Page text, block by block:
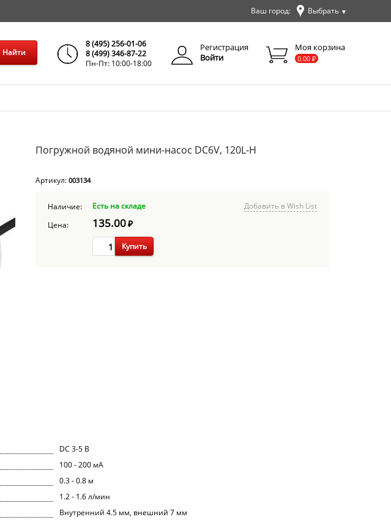
Ваш город: Выбрать ▼
Найти
8 (495) 256-01-06
8 (499) 346-87-22
Пн-Пт: 10:00-18:00
Регистрация
Войти
Моя корзина
0.00 ₽
Погружной водяной мини-насос DC6V, 120L-H
Артикул: 003134
Наличие: Есть на складе
Добавить в Wish List
Цена:
135.00₽
Купить
DC 3-5 В
100 - 200 мА
0.3 - 0.8 м
1.2 - 1.6 л/мин
Внутренний 4.5 мм, внешний 7 мм